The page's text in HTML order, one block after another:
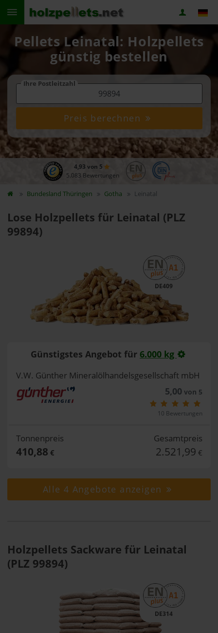
Pellets Leinatal: Holzpellets
günstig bestellen
Ihre Postleitzahl
Preis berechnen
4,93 von 5
5.083 Bewertungen
Bundesland Thüringen Gotha Leinatal
Lose Holzpellets für Leinatal (PLZ
99894)
DE409
Günstigstes Angebot für 6.000 kg
V.W. Günther Mineralölhandelsgesellschaft mbH
5,00 von 5
10 Bewertungen
Tonnenpreis
410,88 €
Gesamtpreis
2.521,99 €
Alle 4 Angebote anzeigen
Holzpellets Sackware für Leinatal
(PLZ 99894)
DE314